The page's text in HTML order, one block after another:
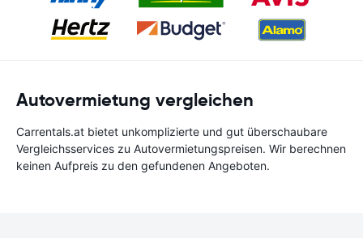
Autovermietung vergleichen
Carrentals.at bietet unkomplizierte und gut überschaubare
Vergleichsservices zu Autovermietungspreisen. Wir berechnen
keinen Aufpreis zu den gefundenen Angeboten.